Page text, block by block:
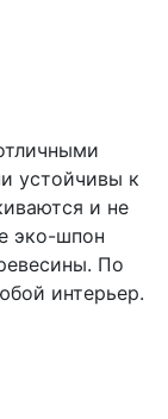
устойчивы к
и не
эко-шпон
По
интерьер.